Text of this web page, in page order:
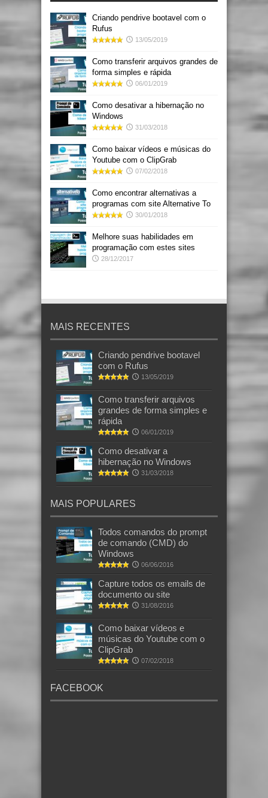
Criando pendrive bootavel com o
Rufus
13/05/2019
Como transferir arquivos grandes de
forma simples e rápida
06/01/2019
Como desativar a hibernação no
Windows
31/03/2018
Como baixar vídeos e músicas do
Youtube com o ClipGrab
07/02/2018
Como encontrar alternativas a
programas com site Alternative To
30/01/2018
Melhore suas habilidades em
programação com estes sites
28/12/2017
MAIS RECENTES
Criando pendrive bootavel
com o Rufus
13/05/2019
Como transferir arquivos
grandes de forma simples e
rápida
06/01/2019
Como desativar a
hibernação no Windows
31/03/2018
MAIS POPULARES
Todos comandos do prompt
de comando (CMD) do
Windows
06/06/2016
Capture todos os emails de
documento ou site
31/08/2016
Como baixar vídeos e
músicas do Youtube com o
ClipGrab
07/02/2018
FACEBOOK